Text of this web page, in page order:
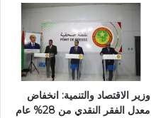
وزير الاقتصاد والتنمية: انخفاض
معدل الفقر النقدي من 28% عام